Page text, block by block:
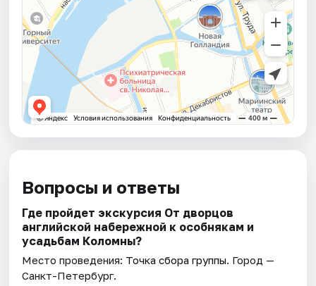
Вопросы и ответы
Где пройдет экскурсия От дворцов
английской набережной к особнякам и
усадьбам Коломны?
Место проведения: Точка сбора группы. Город —
Санкт-Петербург.